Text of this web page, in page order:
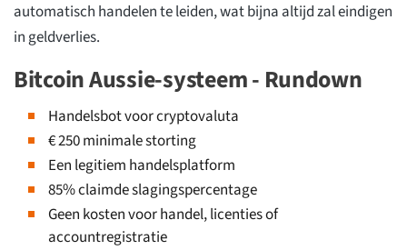
automatisch handelen te leiden, wat bijna altijd zal eindigen
in geldverlies.
Bitcoin Aussie-systeem - Rundown
Handelsbot voor cryptovaluta
€ 250 minimale storting
Een legitiem handelsplatform
85% claimde slagingspercentage
Geen kosten voor handel, licenties of
accountregistratie